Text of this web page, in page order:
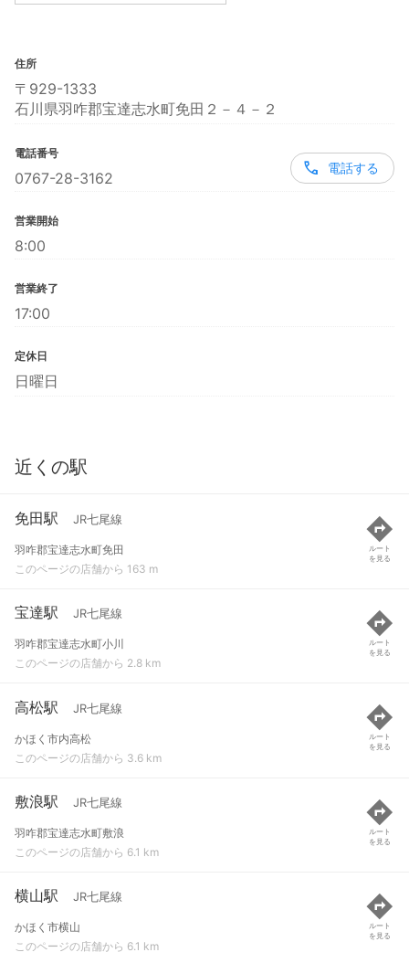
住所
〒929-1333
石川県羽咋郡宝達志水町免田２－４－２
電話番号
0767-28-3162
電話する
営業開始
8:00
営業終了
17:00
定休日
日曜日
近くの駅
免田駅 JR七尾線
羽咋郡宝達志水町免田
このページの店舗から 163 m
ルート
を見る
宝達駅 JR七尾線
羽咋郡宝達志水町小川
このページの店舗から 2.8 km
ルート
を見る
高松駅 JR七尾線
かほく市内高松
このページの店舗から 3.6 km
ルート
を見る
敷浪駅 JR七尾線
羽咋郡宝達志水町敷浪
このページの店舗から 6.1 km
ルート
を見る
横山駅 JR七尾線
かほく市横山
このページの店舗から 6.1 km
ルート
を見る